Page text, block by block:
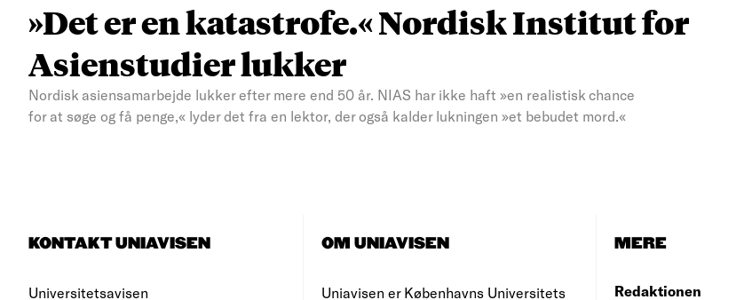
»Det er en katastrofe.« Nordisk Institut for
Asienstudier lukker
Nordisk asiensamarbejde lukker efter mere end 50 år. NIAS har ikke haft »en realistisk chance
for at søge og få penge,« lyder det fra en lektor, der også kalder lukningen »et bebudet mord.«
KONTAKT UNIAVISEN
Universitetsavisen
OM UNIAVISEN
Uniavisen er Københavns Universitets
MERE
Redaktionen